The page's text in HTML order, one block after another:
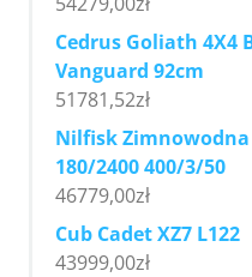
Cedrus Goliath 4X4
Vanguard 92cm
51781,52zł
Nilfisk Zimnowodna
180/2400 400/3/50
46779,00zł
Cub Cadet XZ7 L122
43999,00zł